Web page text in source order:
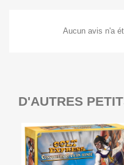
Aucun avis n'a
D'AUTRES